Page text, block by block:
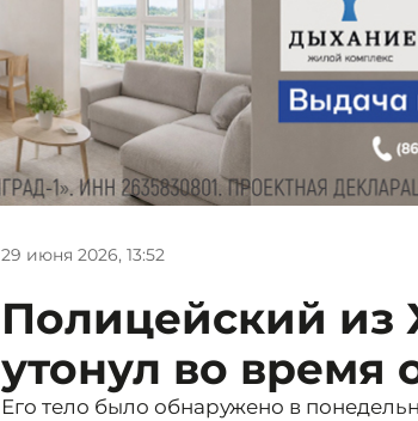
29 июня 2026, 13:52
Полицейский из
утонул во время
Его тело было обнаружено в